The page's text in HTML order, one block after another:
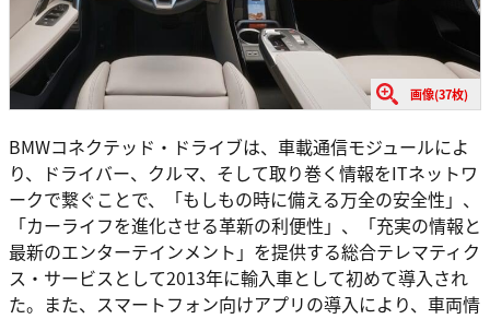
画像(37枚)
BMWコネクテッド・ドライブは、車載通信モジュールによ
り、ドライバー、クルマ、そして取り巻く情報をITネットワ
ークで繋ぐことで、「もしもの時に備える万全の安全性」、
「カーライフを進化させる革新の利便性」、「充実の情報と
最新のエンターテインメント」を提供する総合テレマティク
ス・サービスとして2013年に輸入車として初めて導入され
た。また、スマートフォン向けアプリの導入により、車両情